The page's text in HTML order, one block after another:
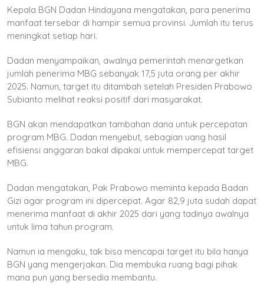
Kepala BGN Dadan Hindayana mengatakan, para penerima
manfaat tersebar di hampir semua provinsi. Jumlah itu terus
meningkat setiap hari.
Dadan menyampaikan, awalnya pemerintah menargetkan
jumlah penerima MBG sebanyak 17,5 juta orang per akhir
2025. Namun, target itu ditambah setelah Presiden Prabowo
Subianto melihat reaksi positif dari masyarakat.
BGN akan mendapatkan tambahan dana untuk percepatan
program MBG. Dadan menyebut, sebagian uang hasil
efisiensi anggaran bakal dipakai untuk mempercepat target
MBG.
Dadan mengatakan, Pak Prabowo meminta kepada Badan
Gizi agar program ini dipercepat. Agar 82,9 juta sudah dapat
menerima manfaat di akhir 2025 dari yang tadinya awalnya
untuk lima tahun program.
Namun ia mengaku, tak bisa mencapai target itu bila hanya
BGN yang mengerjakan. Dia membuka ruang bagi pihak
mana pun yang bersedia membantu.